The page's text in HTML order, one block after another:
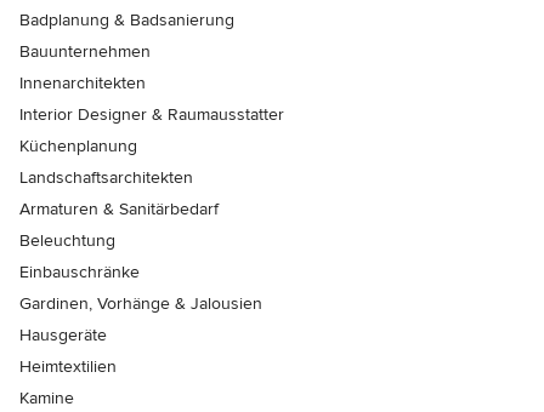
Badplanung & Badsanierung
Bauunternehmen
Innenarchitekten
Interior Designer & Raumausstatter
Küchenplanung
Landschaftsarchitekten
Armaturen & Sanitärbedarf
Beleuchtung
Einbauschränke
Gardinen, Vorhänge & Jalousien
Hausgeräte
Heimtextilien
Kamine